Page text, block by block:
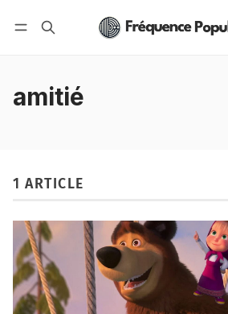
Nous soutenir
amitié
1 ARTICLE